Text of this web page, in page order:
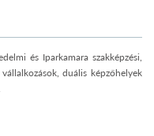
és Iparkamara szakképzési,
duális képzőhelyek